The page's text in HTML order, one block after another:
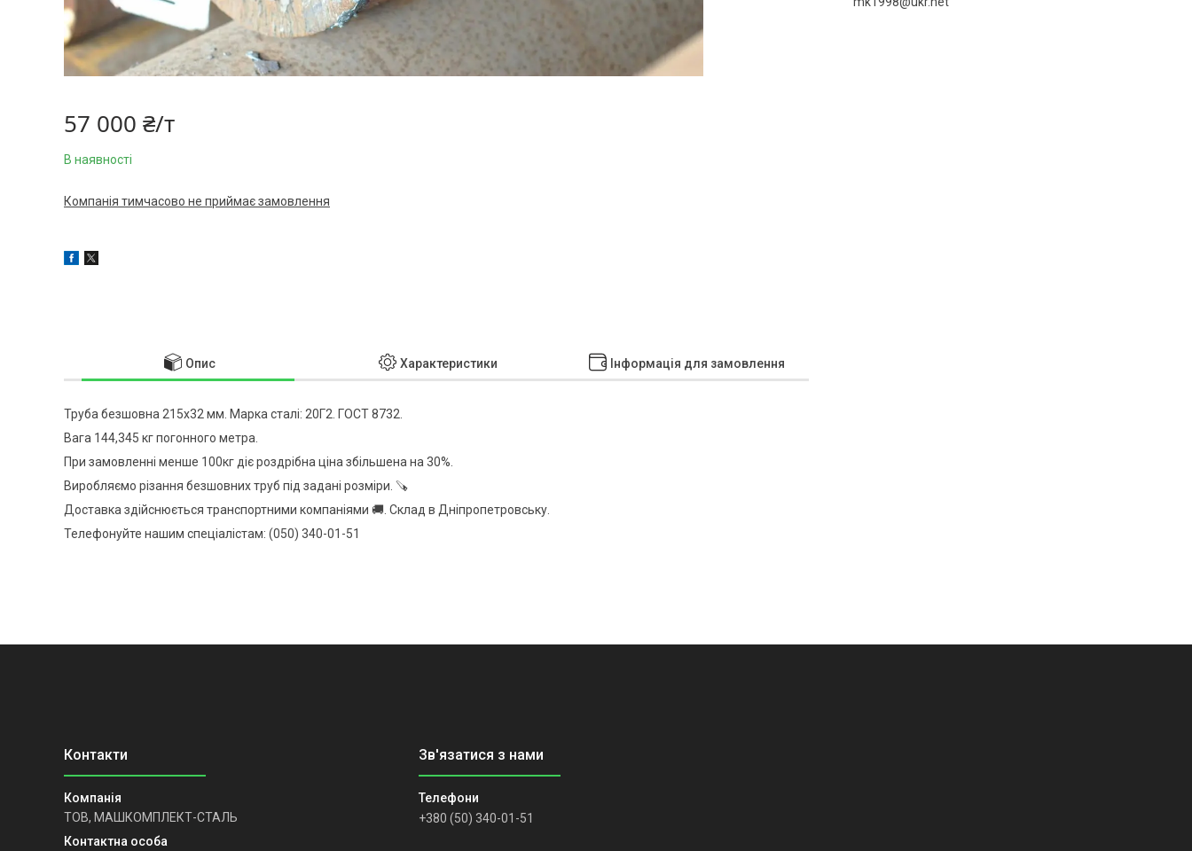
57 000 ₴/т
В наявності
Компанія тимчасово не приймає замовлення
Опис Характеристики Інформація для замовлення
Труба безшовна 215x32 мм. Марка сталі: 20Г2. ГОСТ 8732.
Вага 144,345 кг погонного метра.
При замовленні менше 100кг діє роздрібна ціна збільшена на 30%.
Виробляємо різання безшовних труб під задані розміри. 🪚
Доставка здійснюється транспортними компаніями 🚚. Склад в Дніпропетровську.
Телефонуйте нашим спеціалістам: (050) 340-01-51
ТОВ, МАШКОМПЛЕКТ-СТАЛЬ +380 (50) 340-01-51